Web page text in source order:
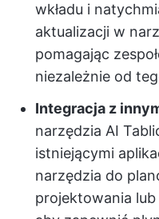
wkładu i
aktualizacji w
pomagając
niezależnie od
Integracja z
narzędzia AI
istniejącymi
narzędzia do
projektowania